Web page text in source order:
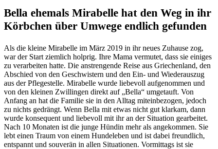
Bella ehemals Mirabelle hat den Weg in ihr
Körbchen über Umwege endlich gefunden
Als die kleine Mirabelle im März 2019 in ihr neues Zuhause zog,
war der Start ziemlich holprig. Ihre Mama vermutet, dass sie einiges
zu verarbeiten hatte. Die anstrengende Reise aus Griechenland, den
Abschied von den Geschwistern und den Ein- und Wiederauszug
aus der Pflegestelle. Mirabelle wurde liebevoll aufgenommen und
von den kleinen Zwillingen direkt auf „Bella“ umgetauft. Von
Anfang an hat die Familie sie in den Alltag miteinbezogen, jedoch
zu nichts gedrängt. Wenn Bella mit etwas nicht gut klarkam, dann
wurde konsequent und liebevoll mit ihr an der Situation gearbeitet.
Nach 10 Monaten ist die junge Hündin mehr als angekommen. Sie
lebt einen Traum von einem Hundeleben und ist dabei freundlich,
entspannt und souverän in allen Situationen. Vormittags ist sie